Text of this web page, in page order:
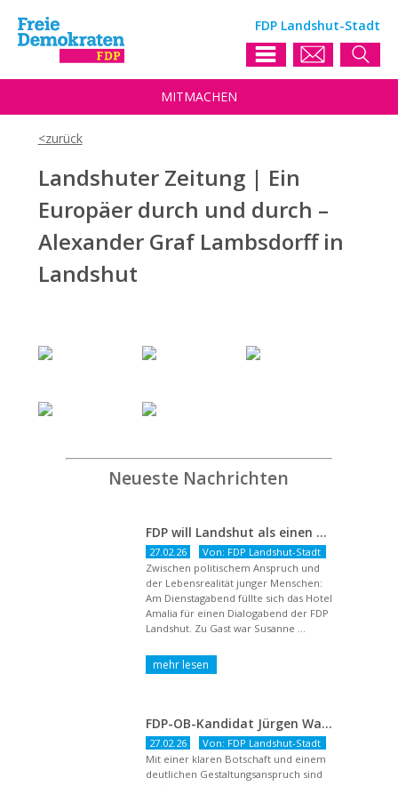
FDP Landshut-Stadt
MITMACHEN
Landshuter Zeitung | Ein
Europäer durch und durch –
Alexander Graf Lambsdorff in
Landshut
Neueste Nachrichten
FDP will Landshut als einen echten Chancenort gestalten
27.02.26
Von: FDP Landshut-Stadt
Zwischen politischem Anspruch und
der Lebensrealität junger Menschen:
Am Dienstagabend füllte sich das Hotel
Amalia für einen Dialogabend der FDP
Landshut. Zu Gast war Susanne ...
FDP-OB-Kandidat Jürgen Wachter: „Politik auf Pump ist unsozial“
27.02.26
Von: FDP Landshut-Stadt
Mit einer klaren Botschaft und einem
deutlichen Gestaltungsanspruch sind